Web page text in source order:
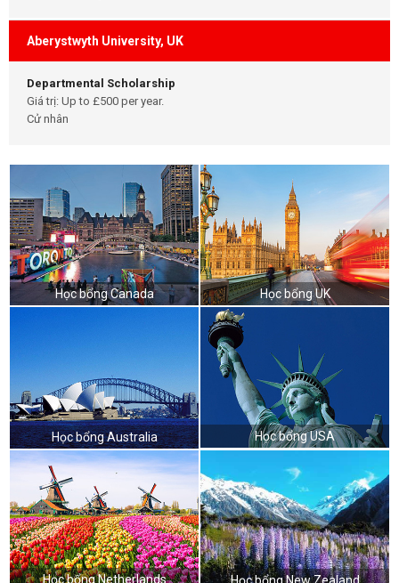
Aberystwyth University, UK
Departmental Scholarship
Giá trị: Up to £500 per year.
Cử nhân
Học bổng Canada Học bổng UK
Học bổng Australia Học bổng USA
Học bổng Netherlands